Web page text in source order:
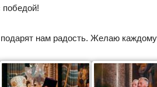
нам радость. Желаю каждому